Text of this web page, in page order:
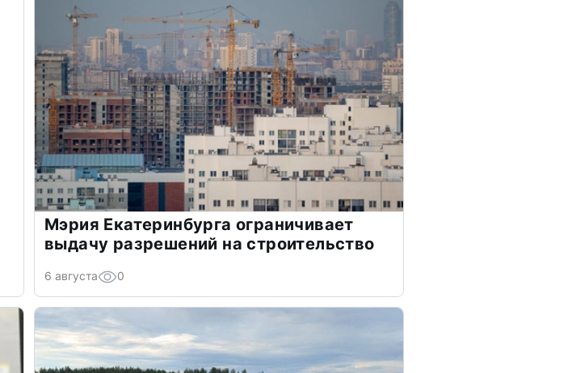
Мэрия Екатеринбурга ограничивает
выдачу разрешений на строительство
6 августа 0